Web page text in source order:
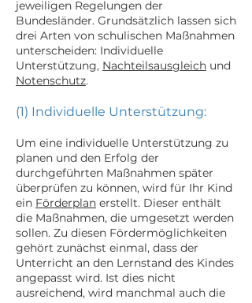
jeweiligen Regelungen der
Bundesländer. Grundsätzlich lassen sich
drei Arten von schulischen Maßnahmen
unterscheiden: Individuelle
Unterstützung, Nachteilsausgleich und
Notenschutz.
(1) Individuelle Unterstützung:
Um eine individuelle Unterstützung zu
planen und den Erfolg der
durchgeführten Maßnahmen später
überprüfen zu können, wird für Ihr Kind
ein Förderplan erstellt. Dieser enthält
die Maßnahmen, die umgesetzt werden
sollen. Zu diesen Fördermöglichkeiten
gehört zunächst einmal, dass der
Unterricht an den Lernstand des Kindes
angepasst wird. Ist dies nicht
ausreichend, wird manchmal auch die